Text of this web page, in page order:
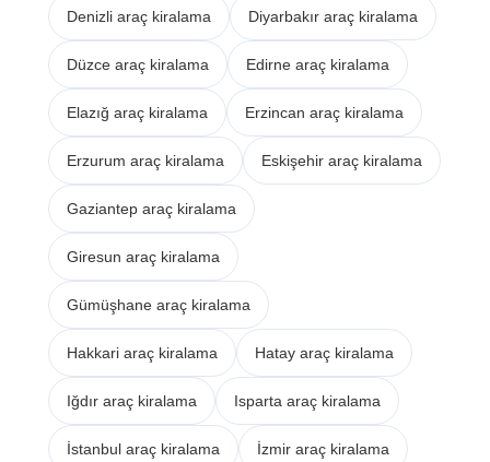
Denizli araç kiralama Diyarbakır araç kiralama
Düzce araç kiralama Edirne araç kiralama
Elazığ araç kiralama Erzincan araç kiralama
Erzurum araç kiralama Eskişehir araç kiralama
Gaziantep araç kiralama
Giresun araç kiralama
Gümüşhane araç kiralama
Hakkari araç kiralama Hatay araç kiralama
Iğdır araç kiralama Isparta araç kiralama
İstanbul araç kiralama İzmir araç kiralama